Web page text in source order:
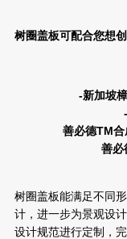
树圈盖板可配合您想
-新加坡
-
善必德TM合
善必
树圈盖板能满足不同
计，进一步为景观设
设计规范进行定制，